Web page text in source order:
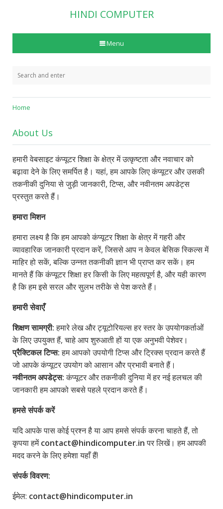
HINDI COMPUTER
Menu
Home
About Us
हमारी वेबसाइट कंप्यूटर शिक्षा के क्षेत्र में उत्कृष्टता और नवाचार को
बढ़ावा देने के लिए समर्पित है। यहां, हम आपके लिए कंप्यूटर और उसकी
तकनीकी दुनिया से जुड़ी जानकारी, टिप्स, और नवीनतम अपडेट्स
प्रस्तुत करते हैं।
हमारा मिशन
हमारा लक्ष्य है कि हम आपको कंप्यूटर शिक्षा के क्षेत्र में गहरी और
व्यावहारिक जानकारी प्रदान करें, जिससे आप न केवल बेसिक स्किल्स में
माहिर हो सकें, बल्कि उन्नत तकनीकी ज्ञान भी प्राप्त कर सकें। हम
मानते हैं कि कंप्यूटर शिक्षा हर किसी के लिए महत्वपूर्ण है, और यही कारण
है कि हम इसे सरल और सुलभ तरीके से पेश करते हैं।
हमारी सेवाएँ
शिक्षण सामग्री:हमारे लेख और ट्यूटोरियल्स हर स्तर के उपयोगकर्ताओं
के लिए उपयुक्त हैं, चाहे आप शुरुआती हों या एक अनुभवी पेशेवर।
प्रैक्टिकल टिप्स:हम आपको उपयोगी टिप्स और ट्रिक्स प्रदान करते हैं
जो आपके कंप्यूटर उपयोग को आसान और प्रभावी बनाते हैं।
नवीनतम अपडेट्स:कंप्यूटर और तकनीकी दुनिया में हर नई हलचल की
जानकारी हम आपको सबसे पहले प्रदान करते हैं।
हमसे संपर्क करें
यदि आपके पास कोई प्रश्न है या आप हमसे संपर्क करना चाहते हैं, तो
कृपया हमेंcontact@hindicomputer.inपर लिखें। हम आपकी
मदद करने के लिए हमेशा यहाँ हैं!
संपर्क विवरण:
ईमेल: contact@hindicomputer.in